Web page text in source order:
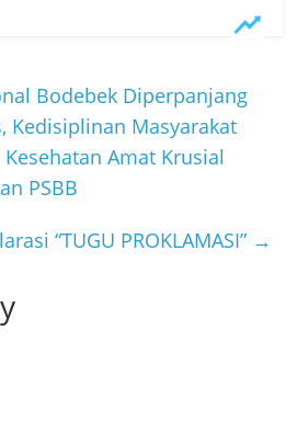
Bodebek Diperpanjang
Kedisiplinan Masyarakat
Amat Krusial
PSBB
“TUGU PROKLAMASI” →